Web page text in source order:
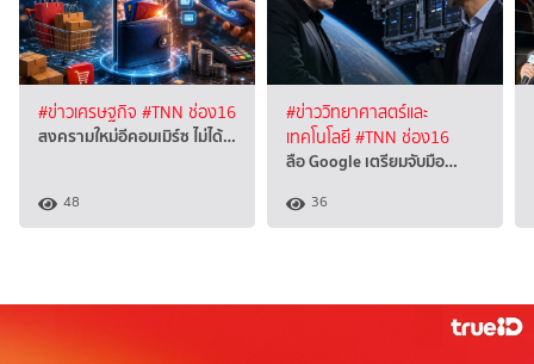
#ข่าวเศรษฐกิจ #TNN ช่อง16
สงครามใหม่อีคอมเมิร์ซ ไม่ได้…
48
#ข่าววิทยาศาสตร์และ
เทคโนโลยี#TNN ช่อง16
ลือ Google เตรียมจับมือ…
36